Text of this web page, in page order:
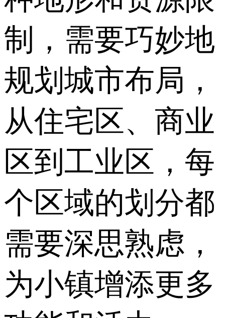
制，需要巧妙地
规划城市布局，
从住宅区、商业
区到工业区，每
个区域的划分都
需要深思熟虑，
为小镇增添更多